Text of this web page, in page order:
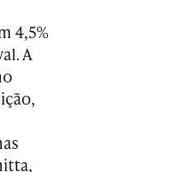
4,5%
A